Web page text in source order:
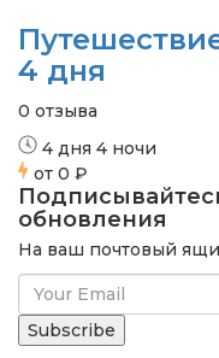
4 дня
0 отзыва
4 дня 4 ночи
от 0 ₽
обновления
На ваш почтовый